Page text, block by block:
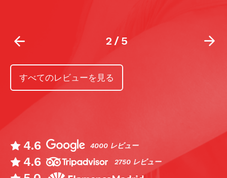
2/5
すべてのレビューを見る
4.6 4000 レビュー
4.6 2750 レビュー